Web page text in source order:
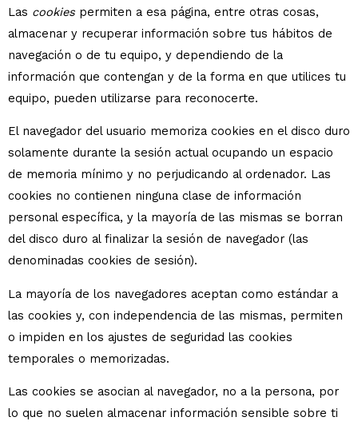
Las cookies permiten a esa página, entre otras cosas,
almacenar y recuperar información sobre tus hábitos de
navegación o de tu equipo, y dependiendo de la
información que contengan y de la forma en que utilices tu
equipo, pueden utilizarse para reconocerte.
El navegador del usuario memoriza cookies en el disco duro
solamente durante la sesión actual ocupando un espacio
de memoria mínimo y no perjudicando al ordenador. Las
cookies no contienen ninguna clase de información
personal específica, y la mayoría de las mismas se borran
del disco duro al finalizar la sesión de navegador (las
denominadas cookies de sesión).
La mayoría de los navegadores aceptan como estándar a
las cookies y, con independencia de las mismas, permiten
o impiden en los ajustes de seguridad las cookies
temporales o memorizadas.
Las cookies se asocian al navegador, no a la persona, por
lo que no suelen almacenar información sensible sobre ti